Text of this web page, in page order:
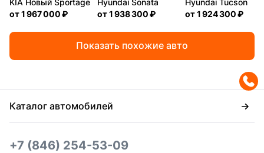
от1 967 000 ₽
от1 938 300 ₽
от1 924 300 ₽
Показать похожие авто
Каталог автомобилей
+7 (846) 254-53-09